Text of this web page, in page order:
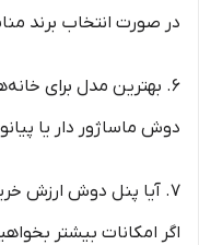
در صورت انتخاب برند
6. بهترین مدل برای خانه‌های معمولی چیست؟
دوش ماساژور دار یا
7. آیا پنل دوش ارزش خرید دارد؟
اگر امکانات بیشتر